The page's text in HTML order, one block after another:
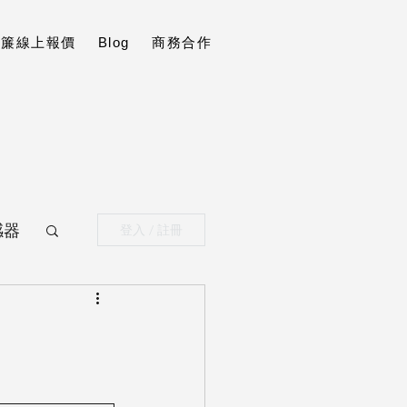
線上報價 Blog 商務合作